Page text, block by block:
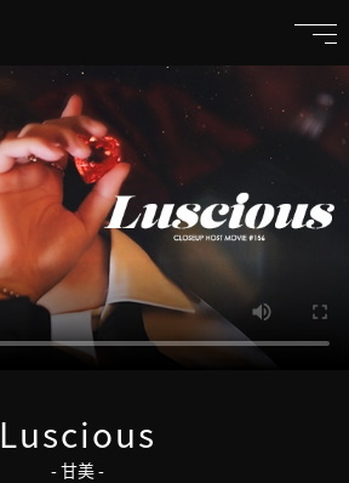
Luscious
- 甘美 -